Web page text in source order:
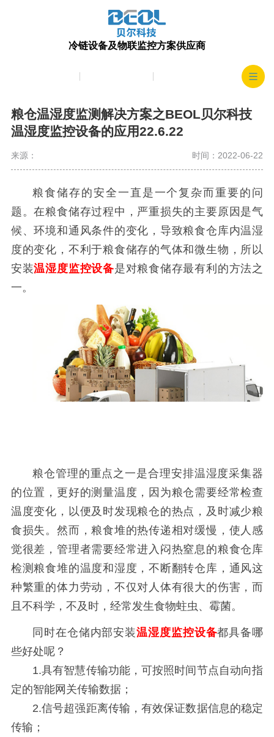
冷链设备及物联监控方案供应商
粮仓温湿度监测解决方案之BEOL贝尔科技
温湿度监控设备的应用22.6.22
来源： 时间：2022-06-22
粮食储存的安全一直是一个复杂而重要的问
题。在粮食储存过程中，严重损失的主要原因是气
候、环境和通风条件的变化，导致粮食仓库内温湿
度的变化，不利于粮食储存的气体和微生物，所以
安装温湿度监控设备是对粮食储存最有利的方法之
一。
粮仓管理的重点之一是合理安排温湿度采集器
的位置，更好的测量温度，因为粮仓需要经常检查
温度变化，以便及时发现粮仓的热点，及时减少粮
食损失。然而，粮食堆的热传递相对缓慢，使人感
觉很差，管理者需要经常进入闷热窒息的粮食仓库
检测粮食堆的温度和湿度，不断翻转仓库，通风这
种繁重的体力劳动，不仅对人体有很大的伤害，而
且不科学，不及时，经常发生食物蛀虫、霉菌。
同时在仓储内部安装温湿度监控设备都具备哪
些好处呢？
1.具有智慧传输功能，可按照时间节点自动向指
定的智能网关传输数据；
2.信号超强距离传输，有效保证数据信息的稳定
传输；